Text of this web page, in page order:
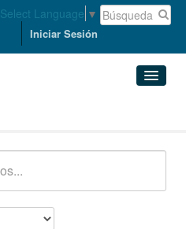
Select Language ▼
Iniciar Sesión